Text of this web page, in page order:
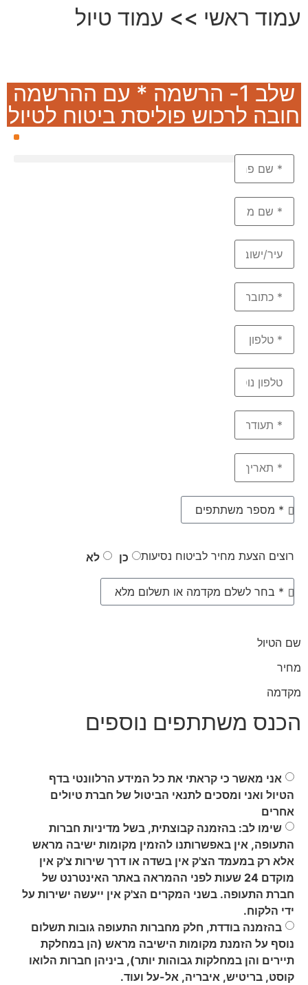
עמוד ראשי >> עמוד טיול
שלב 1- הרשמה * עם ההרשמה
חובה לרכוש פוליסת ביטוח לטיול
רוצים הצעת מחיר לביטוח נסיעות כן לא
שם הטיול
מחיר
מקדמה
הכנס משתתפים נוספים
אני מאשר כי קראתי את כל המידע הרלוונטי בדף
הטיול ואני ומסכים לתנאי הביטול של חברת טיולים
אחרים
שימו לב: בהזמנה קבוצתית, בשל מדיניות חברות
התעופה, אין באפשרותנו להזמין מקומות ישיבה מראש
אלא רק במעמד הצ'ק אין בשדה או דרך שירות צ'ק אין
מוקדם 24 שעות לפני ההמראה באתר האינטרנט של
חברת התעופה. בשני המקרים הצ'ק אין ייעשה ישירות על
ידי הלקוח.
בהזמנה בודדת, חלק מחברות התעופה גובות תשלום
נוסף על הזמנת מקומות הישיבה מראש (הן במחלקת
תיירים והן במחלקות גבוהות יותר), ביניהן חברות הלואו
קוסט, בריטיש, איבריה, אל-על ועוד.